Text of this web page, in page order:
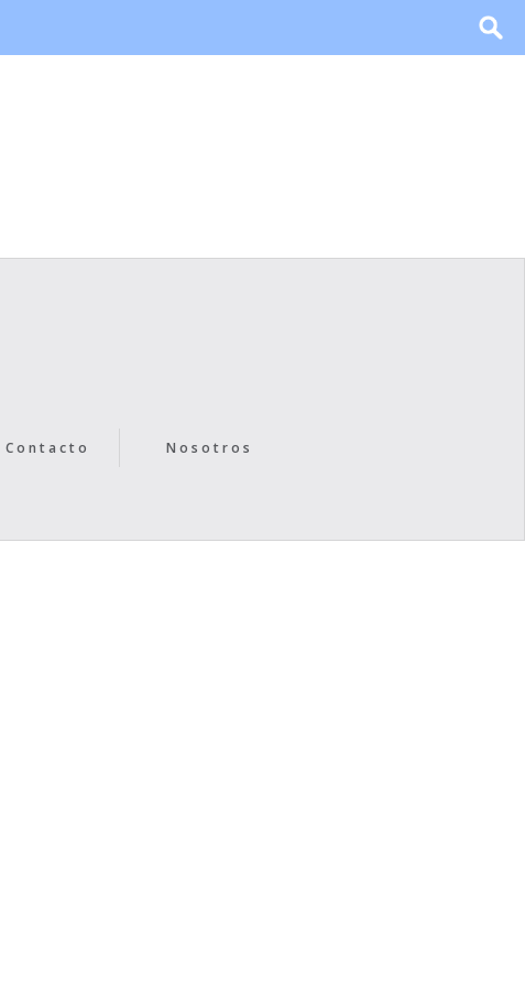
Contacto Nosotros